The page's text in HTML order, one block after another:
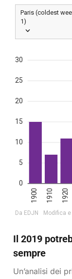
Il 2019
sempre
Un’analisi dei